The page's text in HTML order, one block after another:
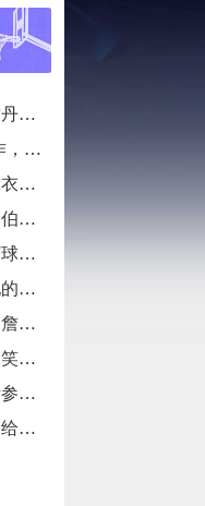
老詹此前：当年我签耐克才不是因为乔丹，而是7年9000万天价合同
雷-阿伦曾谈老詹：他不需要有招牌动作，直接碾压对手就行
追星成功！甲亢哥拿着骑士23号复古球衣找詹姆斯要签名
迷弟！老詹坐在台边与球迷互动，哈利伯顿一脸崇拜地看着
压力太大了！铁林曾言：和老詹一起打球是馈赠，也是困扰
拉塞尔此前：老詹的处事方式成就了他的伟大，他是没有缺点的球员
皮蓬此前：乔丹的竞争心态无与伦比，詹姆斯和他没有可比性
球迷冲着詹姆斯大喊克利夫兰，老詹微笑着小抿一口香槟
天选之子！2001年，年仅16岁的詹姆斯参加阿迪达斯的训练营
名场面！18岁的王思诺展示丝滑走位，给登哥看得一愣一愣的